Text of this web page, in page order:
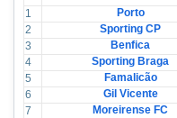
1
Porto
2
Sporting CP
3
Benfica
4
Sporting Braga
5
Famalicão
6
Gil Vicente
7
Moreirense FC